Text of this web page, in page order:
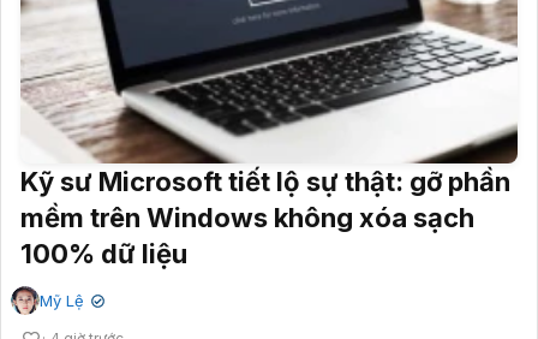
Kỹ sư Microsoft tiết lộ sự thật: gỡ phần
mềm trên Windows không xóa sạch
100% dữ liệu
Mỹ Lệ ✔